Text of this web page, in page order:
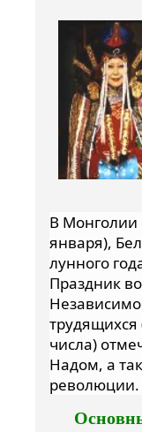
В Монголии
января),
лунного
Праздник
числа)
Надом, а
революции.